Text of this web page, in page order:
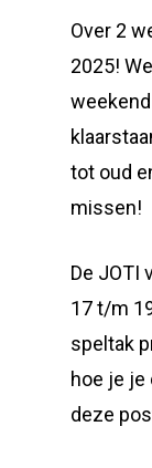
Over 2
2025!
tot oud
missen!
De JOTI
17 t/m
speltak
hoe je je
deze